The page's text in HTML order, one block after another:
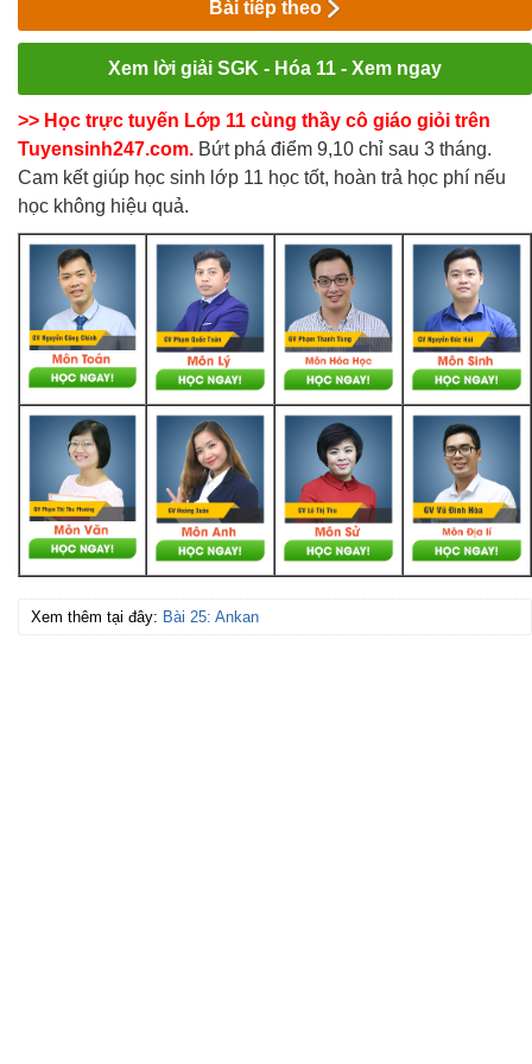
Bài tiếp theo
Xem lời giải SGK - Hóa 11 - Xem ngay
>> Học trực tuyến Lớp 11 cùng thầy cô giáo giỏi trên
Tuyensinh247.com. Bứt phá điểm 9,10 chỉ sau 3 tháng.
Cam kết giúp học sinh lớp 11 học tốt, hoàn trả học phí nếu
học không hiệu quả.
Xem thêm tại đây: Bài 25: Ankan